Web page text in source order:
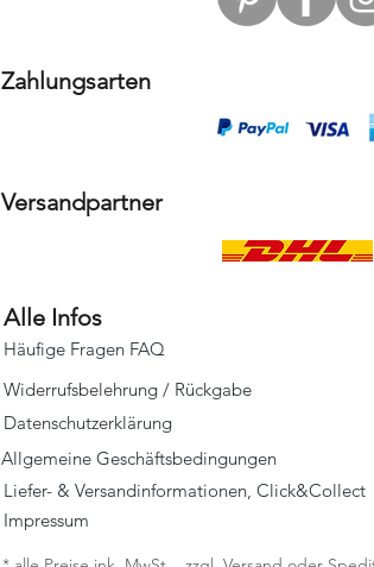
Zahlungsarten
Versandpartner
Alle Infos
Liefer- & Versandinformationen, Click&Collect
Häufige Fragen FAQ
Widerrufsbelehrung / Rückgabe
Allgemeine Geschäftsbedingungen
Datenschutzerklärung
Impressum